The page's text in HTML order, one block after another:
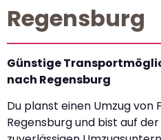
Regensburg
Günstige
nach Regensburg
Du planst einen Umzug von
Regensburg und bist auf